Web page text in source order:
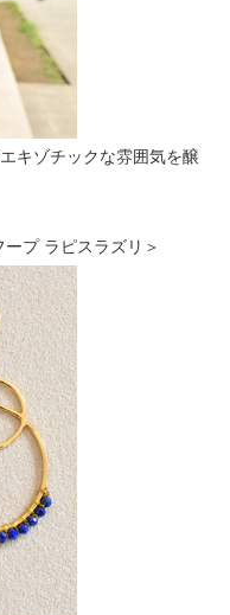
キゾチックな雰囲気を醸
プ ラピスラズリ＞